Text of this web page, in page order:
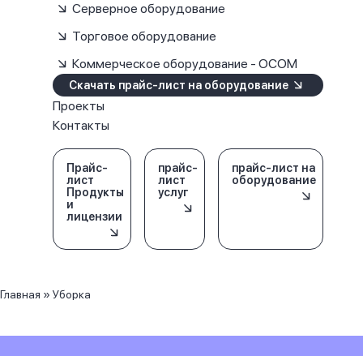
Серверное оборудование
Торговое оборудование
Коммерческое оборудование - OCOM
Скачать прайс-лист на оборудование
Проекты
Контакты
Прайс-
лист
Продукты
и
лицензии
прайс-
лист
услуг
прайс-лист на
оборудование
Главная » Уборка